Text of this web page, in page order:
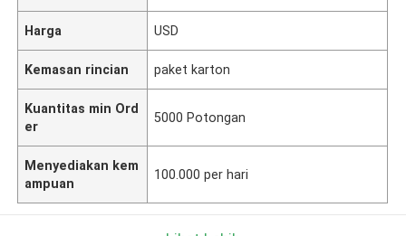
Harga USD
Kemasan rincian paket karton
Kuantitas min Ord
er
5000 Potongan
Menyediakan kem
ampuan
100.000 per hari